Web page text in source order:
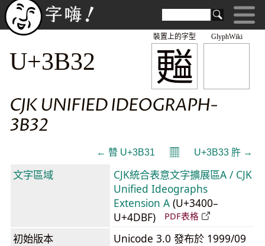
GlyphWiki
㬲
裝置上的字型
U+3B32
CJK UNIFIED IDEOGRAPH-
3B32
← 㬱 U+3B31 𝄜 U+3B33 㬳 →
文字區域
CJK統合表意文字擴展區A / CJK
Unified Ideographs
Extension A (U+3400–
U+4DBF)
PDF表格
初始版本
Unicode 3.0 發布於 1999/09